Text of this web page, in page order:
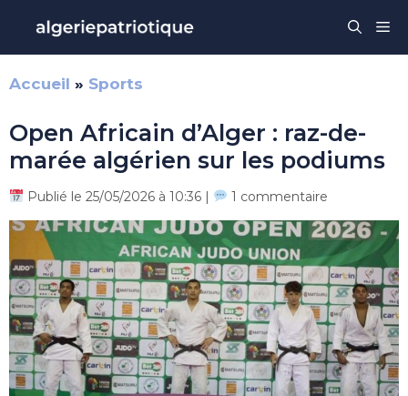
contenu
Accueil » Sports
Open Africain d’Alger : raz-de-
marée algérien sur les podiums
Publié le 25/05/2026 à 10:36 | 1 commentaire